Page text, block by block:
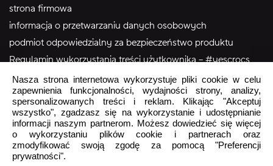
strona firmowa
informacja o przetwarzaniu danych osobowych
podmiot odpowiedzialny za bezpieczeństwo produktu
Regulamin wykorzystania treści użytkownika – #yescrocs
Obsługa Klienta
Pon - Pt9:00 - 16:00
Sob - NdzZamknięte
crocs.sklep@intersocks.pl
Nasza strona internetowa wykorzystuje pliki cookie w celu
zapewnienia funkcjonalności, wydajności strony, analizy,
spersonalizowanych treści i reklam. Klikając "Akceptuj
wszystko", zgadzasz się na wykorzystanie i udostępnianie
informacji naszym partnerom. Możesz dowiedzieć się więcej
o wykorzystaniu plików cookie i partnerach oraz
zmodyfikować swoją zgodę za pomocą "Preferencji
prywatności".